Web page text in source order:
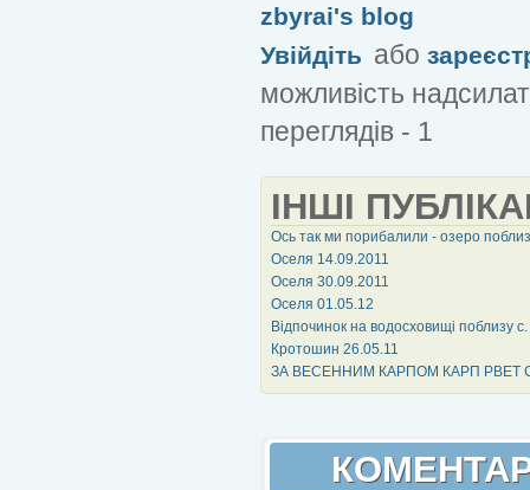
zbyrai's blog
Увійдіть або
можливість
переглядів - 1
ІНШІ
Ось так ми порибалили - озеро
Оселя 14.09.2011
Оселя 30.09.2011
Оселя 01.05.12
Відпочинок на водосховищі поблизу
Кротошин 26.05.11
ЗА ВЕСЕННИМ КАРПОМ КАРП РВЕТ